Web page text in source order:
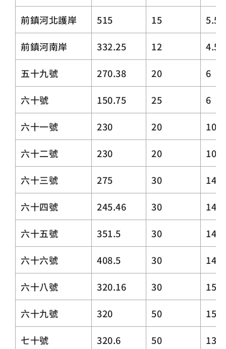
前鎮河北護岸 515 15 5.5
前鎮河南岸 332.25 12 4.5
五十九號 270.38 20 6
六十號 150.75 25 6
六十一號 230 20 10
六十二號 230 20 10
六十三號 275 30 14
六十四號 245.46 30 14
六十五號 351.5 30 14
六十六號 408.5 30 14
六十八號 320.16 30 15
六十九號 320 50 15
七十號 320.6 50 13.5